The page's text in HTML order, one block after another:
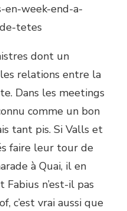
dont un
relations entre la
Dans les meetings
comme un bon
tant pis. Si Valls et
faire leur tour de
à Quai, il en
n’est-il pas
c’est vrai aussi que